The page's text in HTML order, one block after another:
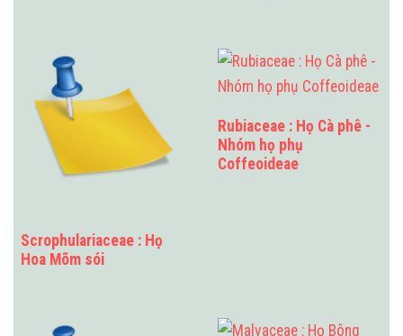
Scrophulariaceae : Họ
Hoa Mõm sói
Rubiaceae : Họ Cà phê -
Nhóm họ phụ
Coffeoideae